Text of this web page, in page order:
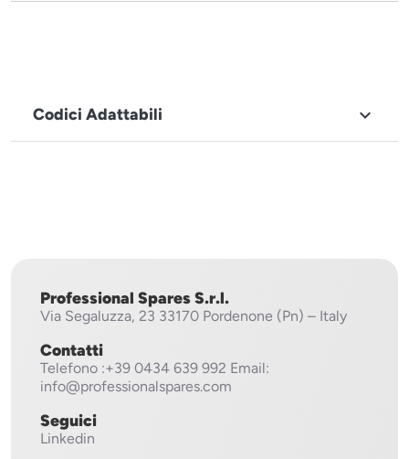
Codici Adattabili 
Professional Spares S.r.l.
Via Segaluzza, 23 33170 Pordenone (Pn) – Italy
Contatti
Telefono :+39 0434 639 992 Email:
info@professionalspares.com
Seguici
Linkedin